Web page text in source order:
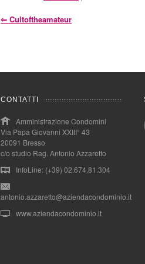
⇐ Cultoftheamateur
CONTATTI
Amministrazione Condomini
Via Papa Giovanni XXIII° 43
20091 Bresso
c/o studio Rag. Antonio Azzaretto
InfoLine: (+39) 02.674.81.304
antonio.azzaretto@aziendacondominio.it
www.aziendacondominio.it